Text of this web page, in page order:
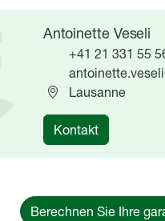
Antoinette Veseli
+41 21 331 55
Lausanne
Kontakt
Berechnen Sie Ihre